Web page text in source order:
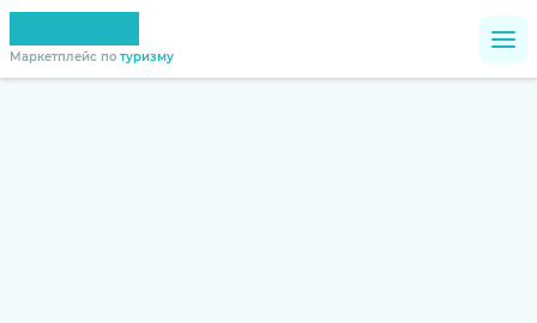
Маркетплейс по туризму